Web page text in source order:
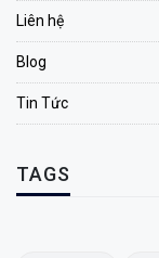
Liên hệ
Blog
Tin Tức
TAGS